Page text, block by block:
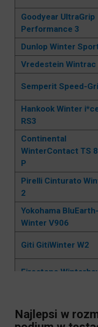
Goodyear UltraGrip
Performance 3
Dunlop Winter
Vredestein Wintrac
Semperit Speed-
Hankook Winter
RS3
Continental
WinterContact TS
P
Pirelli Cinturato
2
Yokohama BluEarth-
Winter V906
Giti GitiWinter W2
Firestone
Kumho WinterCraft
Najlepsi w